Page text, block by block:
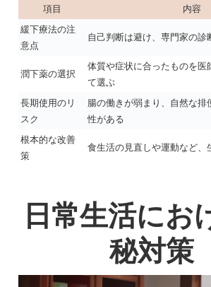
項目
内容
緩下療法の注
意点
自己判断は避け、専門家の診
潤下薬の選択
体質や症状に合ったものを医
て選ぶ
長期使用のリ
スク
腸の働きが弱まり、自然な排
性がある
根本的な改善
策
食生活の見直しや運動など、
日常生活にお
秘対策